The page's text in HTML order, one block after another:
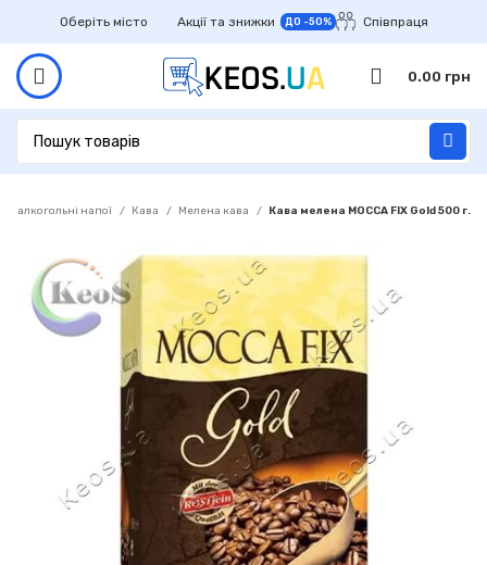
Оберіть місто Акції та знижки ДО -50% Співпраця
0.00 грн
алкогольні напої Кава Мелена кава Кава мелена MOCCA FIX Gold 500 г.